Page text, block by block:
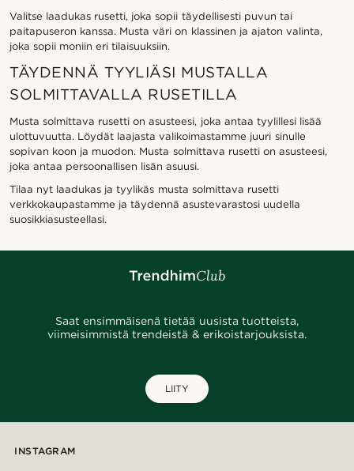
Valitse laadukas rusetti, joka sopii täydellisesti puvun tai
paitapuseron kanssa. Musta väri on klassinen ja ajaton valinta,
joka sopii moniin eri tilaisuuksiin.
TÄYDENNÄ TYYLIÄSI MUSTALLA
SOLMITTAVALLA RUSETILLA
Musta solmittava rusetti on asusteesi, joka antaa tyylillesi lisää
ulottuvuutta. Löydät laajasta valikoimastamme juuri sinulle
sopivan koon ja muodon. Musta solmittava rusetti on asusteesi,
joka antaa persoonallisen lisän asuusi.
Tilaa nyt laadukas ja tyylikäs musta solmittava rusetti
verkkokaupastamme ja täydennä asustevarastosi uudella
suosikkiasusteellasi.
Saat ensimmäisenä tietää uusista tuotteista,
viimeisimmistä trendeistä & erikoistarjouksista.
LIITY
INSTAGRAM